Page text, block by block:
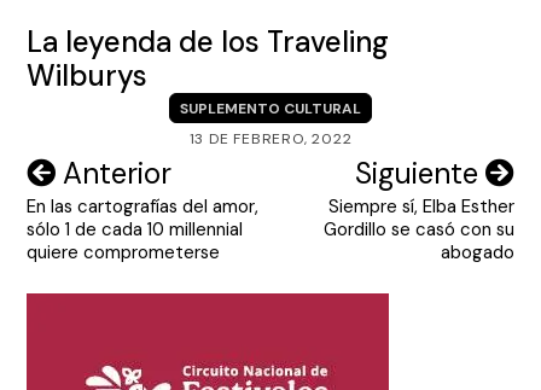
ENGLISH SECTION
VIDEOS
La leyenda de los Traveling
Wilburys
SUPLEMENTO CULTURAL
13 DE FEBRERO, 2022
Navegación
de
entradas
Anterior
En las cartografías del amor,
sólo 1 de cada 10 millennial
quiere comprometerse
Siguiente
Siempre sí, Elba Esther
Gordillo se casó con su
abogado